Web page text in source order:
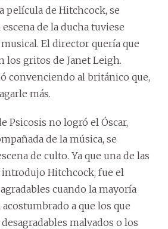
película de Hitchcock, se
de la ducha tuviese
El director quería que
los gritos de Janet Leigh.
convenciendo al británico que,
más.
Psicosis no logró el Óscar,
de la música, se
de culto. Ya que una de las
Hitchcock, fue el
cuando la mayoría
a que los que
malvados o los